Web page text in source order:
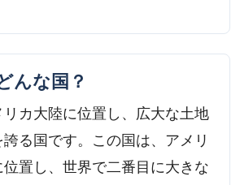
んな国？
リカ大陸に位置し、広大な土地
る国です。この国は、アメリ
置し、世界で二番目に大きな